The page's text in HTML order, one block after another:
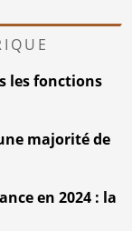
les fonctions
majorité de
en 2024 : la